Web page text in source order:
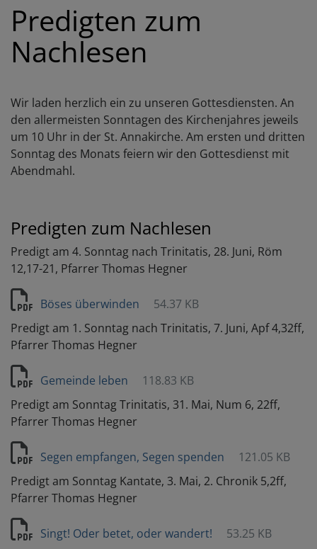
Predigten zum
Nachlesen
Wir laden herzlich ein zu unseren Gottesdiensten. An
den allermeisten Sonntagen des Kirchenjahres jeweils
um 10 Uhr in der St. Annakirche. Am ersten und dritten
Sonntag des Monats feiern wir den Gottesdienst mit
Abendmahl.
Predigten zum Nachlesen
Predigt am 4. Sonntag nach Trinitatis, 28. Juni, Röm
12,17-21, Pfarrer Thomas Hegner
Böses überwinden
54.37 KB
Predigt am 1. Sonntag nach Trinitatis, 7. Juni, Apf 4,32ff,
Pfarrer Thomas Hegner
Gemeinde leben
118.83 KB
Predigt am Sonntag Trinitatis, 31. Mai, Num 6, 22ff,
Pfarrer Thomas Hegner
Segen empfangen, Segen spenden
121.05 KB
Predigt am Sonntag Kantate, 3. Mai, 2. Chronik 5,2ff,
Pfarrer Thomas Hegner
Singt! Oder betet, oder wandert!
53.25 KB